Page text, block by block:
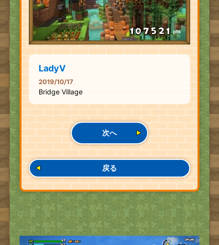
pts
LadyV
2019/10/17
Bridge Village
次へ
戻る